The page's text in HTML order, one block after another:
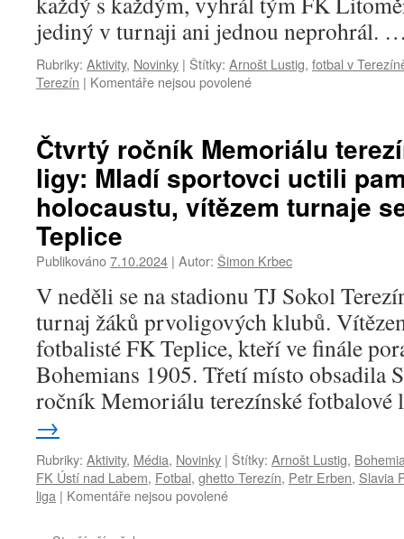
jediný v turnaji ani jednou neprohrál.
Rubriky: Aktivity, Novinky | Štítky: Arnošt Lustig, fotbal v
Terezín | Komentáře nejsou povolené
názvem
Pátý
ročník
Memoriálu
terezínské
vyhráli
FK
Litoměřicko.
Centrum
studií
genocid
Terezín
představilo
Fotbal
jako
Čtvrtý ročník Memoriálu
ligy: Mladí sportovci uctili
holocaustu, vítězem turnaje
Teplice
Publikováno7.10.2024 | Autor: Šimon Krbec
V neděli se na stadionu TJ Sokol
turnaj žáků prvoligových klubů.
fotbalisté FK Teplice, kteří ve finále
Bohemians 1905. Třetí místo obsadila
ročník Memoriálu terezínské
→
Rubriky: Aktivity, Média, Novinky | Štítky: Arnošt Lustig,
FK Ústí nad Labem, Fotbal, ghetto Terezín, Petr Erben, Slavia
liga | Komentáře nejsou povolené